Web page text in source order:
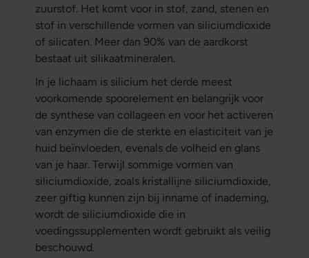
zuurstof. Het komt voor in stof, zand, stenen en
stof in verschillende vormen van siliciumdioxide
of silicaten. Meer dan 90% van de aardkorst
bestaat uit silikaatmineralen.
In je lichaam is silicium het derde meest
voorkomende spoorelement en belangrijk voor
de synthese van collageen en voor het activeren
van enzymen die de sterkte en elasticiteit van je
huid beïnvloeden, evenals de volheid en glans
van je haar. Terwijl sommige vormen van
siliciumdioxide, zoals kristallijne siliciumdioxide,
zeer giftig kunnen zijn bij inname of inademing,
wordt de siliciumdioxide die in
voedingssupplementen wordt gebruikt als veilig
beschouwd.